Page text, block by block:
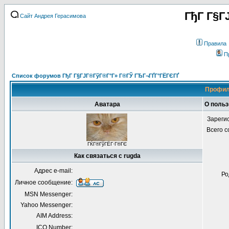
Сайт Андрея Герасимова ГђГ
Правила
Список форумов ГђГ Г§ГЈГ®ГўГ®Г°Г» Г®ГЎ ГЂГ¬ГҐГ°ГЁГЄГҐ
Аватара О
ГЌГ®ГўГЁГ·Г®ГЄ
Всего
Как связаться с rugda
Адрес e-mail:
Личное сообщение:
MSN Messenger:
Yahoo Messenger:
AIM Address:
ICQ Number: